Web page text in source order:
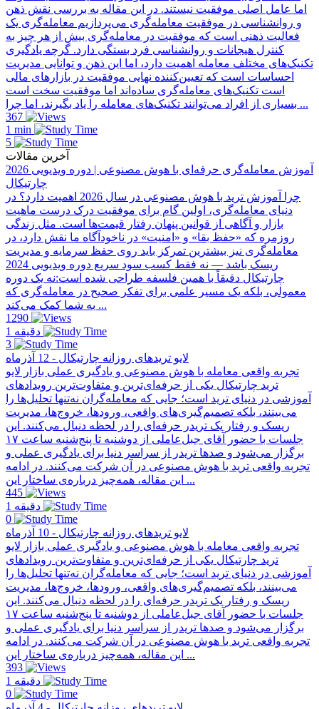
اما عامل اصلی موفقیت نیستند. در این مقاله به بررسی نقش ذهن
و روانشناسی در موفقیت معامله‌گری می‌پردازیم معامله‌گری یک
فعالیت ذهنی است که موفقیت در معامله‌گری بیش از هر چیز به
کنترل هیجانات و روانشناسی فرد بستگی دارد. گرچه یادگیری
تکنیک‌های مختلف معامله اهمیت دارد، اما این ذهن و توانایی مدیریت
احساسات است که تعیین‌کننده نهایی موفقیت در بازارهای مالی
است تکنیک‌های معامله‌گری ساده‌اند اما موفقیت سخت است
بسیاری از افراد می‌توانند تکنیک‌های معامله را یاد بگیرند، اما چرا ...
367
1 min
5
آخرین مقالات
آموزش معامله‌گری حرفه‌ای با هوش مصنوعی | دوره ویدیویی 2026
چارتیکال
چرا آموزش ترید با هوش مصنوعی در سال 2026 اهمیت دارد؟ در
دنیای معامله‌گری، اولین گام برای موفقیت درک درست ماهیت
بازار و آگاهی از قوانین پنهان رفتار قیمت‌ها است. مثل زندگی
روزمره که «حفظ بقا» و «امنیت» در ناخودآگاه ما نقش دارد، در
معامله‌گری نیز بیشترین تمرکز باید روی حفظ سرمایه و مدیریت
ریسک باشد — نه فقط کسب سود سریع دوره ویدیویی 2024
چارتیکال دقیقاً با همین فلسفه طراحی شده است:نه یک دوره
معمولی، بلکه یک مسیر علمی برای تفکر صحیح در معامله‌گری که
به شما کمک می‌کند ...
1290
1 دقیقه
3
لایو تریدهای روزانه چارتیکال - 12 آذرماه
تجربه واقعی معامله با هوش مصنوعی و یادگیری عملی بازار لایو
ترید چارتیکال یکی از حرفه‌ای‌ترین و متفاوت‌ترین رویدادهای
آموزشی در دنیای ترید است؛ جایی که معامله‌گران نه‌تنها تحلیل‌ها را
می‌بینند، بلکه تصمیم‌گیری‌های واقعی، ورودها، خروج‌ها، مدیریت
ریسک و رفتار یک تریدر حرفه‌ای را در لحظه دنبال می‌کنند. این
جلسات با حضور آقای جبل‌عاملی از دو‌شنبه تا پنج‌شنبه ساعت ۱۷
برگزار می‌شود و صدها تریدر از سراسر دنیا برای یادگیری عملی و
تجربه واقعی ترید با هوش مصنوعی در آن شرکت می‌کنند. در ادامه
این مقاله، همه‌چیز درباره‌ی ساختار این ...
445
1 دقیقه
0
لایو تریدهای روزانه چارتیکال - 10 آذرماه
تجربه واقعی معامله با هوش مصنوعی و یادگیری عملی بازار لایو
ترید چارتیکال یکی از حرفه‌ای‌ترین و متفاوت‌ترین رویدادهای
آموزشی در دنیای ترید است؛ جایی که معامله‌گران نه‌تنها تحلیل‌ها را
می‌بینند، بلکه تصمیم‌گیری‌های واقعی، ورودها، خروج‌ها، مدیریت
ریسک و رفتار یک تریدر حرفه‌ای را در لحظه دنبال می‌کنند. این
جلسات با حضور آقای جبل‌عاملی از دو‌شنبه تا پنج‌شنبه ساعت ۱۷
برگزار می‌شود و صدها تریدر از سراسر دنیا برای یادگیری عملی و
تجربه واقعی ترید با هوش مصنوعی در آن شرکت می‌کنند. در ادامه
این مقاله، همه‌چیز درباره‌ی ساختار این ...
393
1 دقیقه
0